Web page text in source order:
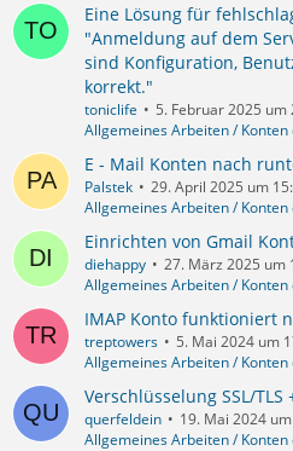
Eine Lösung für
"Anmeldung auf dem
sind Konfiguration,
korrekt."
toniclife
5. Februar 2025 um
Allgemeines Arbeiten /
E - Mail Konten nach
Palstek
29. April 2025 um
Allgemeines Arbeiten /
Einrichten von Gmail
diehappy
27. März 2025 um
Allgemeines Arbeiten /
IMAP Konto funktioniert
treptowers
5. Mai 2024 um
Allgemeines Arbeiten /
Verschlüsselung SSL/TLS
querfeldein
19. Mai 2024
Allgemeines Arbeiten /